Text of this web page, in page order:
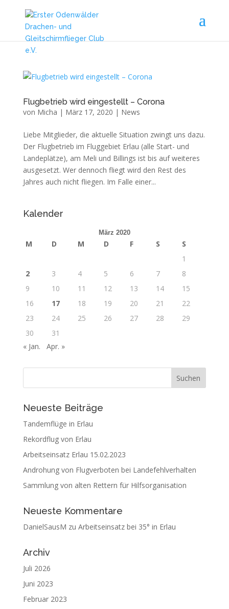
Flugbetrieb wird eingestellt – Corona
von Micha | März 17, 2020 | News
Liebe Mitglieder, die aktuelle Situation zwingt uns dazu.
Der Flugbetrieb im Fluggebiet Erlau (alle Start- und
Landeplätze), am Meli und Billings ist bis auf weiteres
ausgesetzt. Wer dennoch fliegt wird den Rest des
Jahres auch nicht fliegen. Im Falle einer...
Kalender
März 2020
M D M D F S
S
1
2
3 4 5 6 7
8
9
10 11 12 13 14
15
16
17 18 19 20 21
22
23
24 25 26 27 28
29
30
31
« Jan.
Apr. »
Neueste Beiträge
Tandemflüge in Erlau
Rekordflug von Erlau
Arbeitseinsatz Erlau 15.02.2023
Androhung von Flugverboten bei Landefehlverhalten
Sammlung von alten Rettern für Hilfsorganisation
Neueste Kommentare
DanielSausM zu Arbeitseinsatz bei 35° in Erlau
Archiv
Juli 2026
Juni 2023
Februar 2023